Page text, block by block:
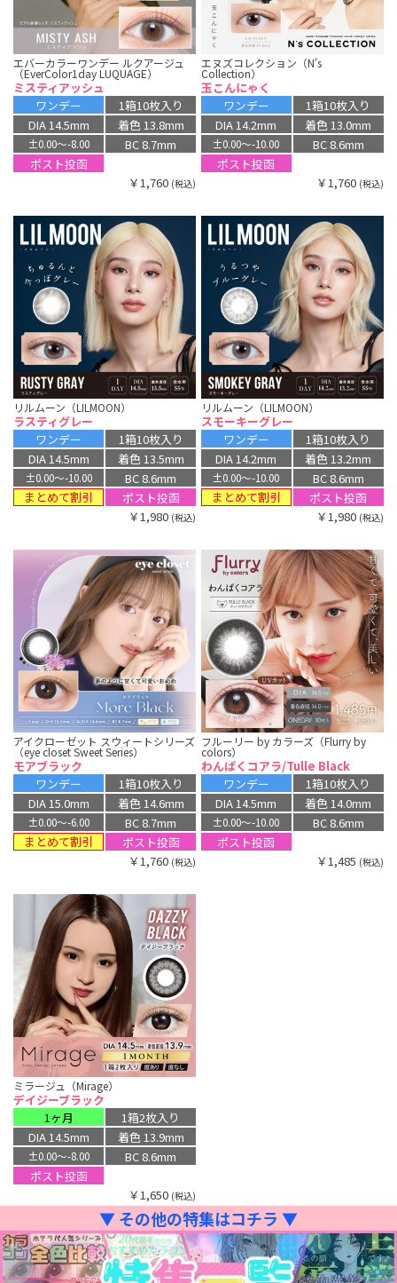
エバーカラーワンデー ルクアージュ
（EverColor1day LUQUAGE）
ミスティアッシュ
ワンデー
1箱10枚入り
DIA 14.5mm
着色 13.8mm
±0.00〜-8.00
BC 8.7mm
ポスト投函
￥1,760 (税込)
エヌズコレクション（N's
Collection）
玉こんにゃく
ワンデー
1箱10枚入り
DIA 14.2mm
着色 13.0mm
±0.00〜-10.00
BC 8.6mm
ポスト投函
￥1,760 (税込)
リルムーン（LILMOON）
ラスティグレー
ワンデー
1箱10枚入り
DIA 14.5mm
着色 13.5mm
±0.00〜-10.00
BC 8.6mm
まとめて割引
ポスト投函
￥1,980 (税込)
リルムーン（LILMOON）
スモーキーグレー
ワンデー
1箱10枚入り
DIA 14.2mm
着色 13.2mm
±0.00〜-10.00
BC 8.6mm
まとめて割引
ポスト投函
￥1,980 (税込)
アイクローゼット スウィートシリーズ
（eye closet Sweet Series）
モアブラック
ワンデー
1箱10枚入り
DIA 15.0mm
着色 14.6mm
±0.00〜-6.00
BC 8.7mm
まとめて割引
ポスト投函
￥1,760 (税込)
フルーリー by カラーズ（Flurry by
colors）
わんぱくコアラ/Tulle Black
ワンデー
1箱10枚入り
DIA 14.5mm
着色 14.0mm
±0.00〜-10.00
BC 8.6mm
ポスト投函
￥1,485 (税込)
ミラージュ（Mirage）
デイジーブラック
1ヶ月
1箱2枚入り
DIA 14.5mm
着色 13.9mm
±0.00〜-8.00
BC 8.6mm
ポスト投函
￥1,650 (税込)
▼ その他の特集はコチラ ▼